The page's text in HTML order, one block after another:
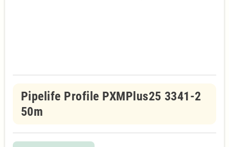
Pipelife Profile PXMPlus25 3341-2
50m